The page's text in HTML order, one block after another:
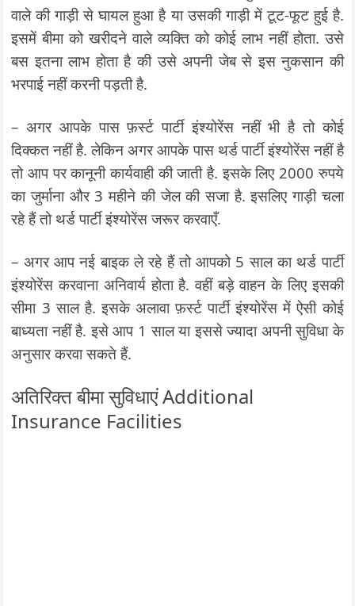
वाले की गाड़ी से घायल हुआ है या उसकी गाड़ी में टूट-फूट हुई है.
इसमें बीमा को खरीदने वाले व्यक्ति को कोई लाभ नहीं होता. उसे
बस इतना लाभ होता है की उसे अपनी जेब से इस नुकसान की
भरपाई नहीं करनी पड़ती है.
– अगर आपके पास फ़र्स्ट पार्टी इंश्योरेंस नहीं भी है तो कोई
दिक्कत नहीं है. लेकिन अगर आपके पास थर्ड पार्टी इंश्योरेंस नहीं है
तो आप पर कानूनी कार्यवाही की जाती है. इसके लिए 2000 रुपये
का जुर्माना और 3 महीने की जेल की सजा है. इसलिए गाड़ी चला
रहे हैं तो थर्ड पार्टी इंश्योरेंस जरूर करवाएँ.
– अगर आप नई बाइक ले रहे हैं तो आपको 5 साल का थर्ड पार्टी
इंश्योरेंस करवाना अनिवार्य होता है. वहीं बड़े वाहन के लिए इसकी
सीमा 3 साल है. इसके अलावा फ़र्स्ट पार्टी इंश्योरेंस में ऐसी कोई
बाध्यता नहीं है. इसे आप 1 साल या इससे ज्यादा अपनी सुविधा के
अनुसार करवा सकते हैं.
अतिरिक्त बीमा सुविधाएं Additional
Insurance Facilities